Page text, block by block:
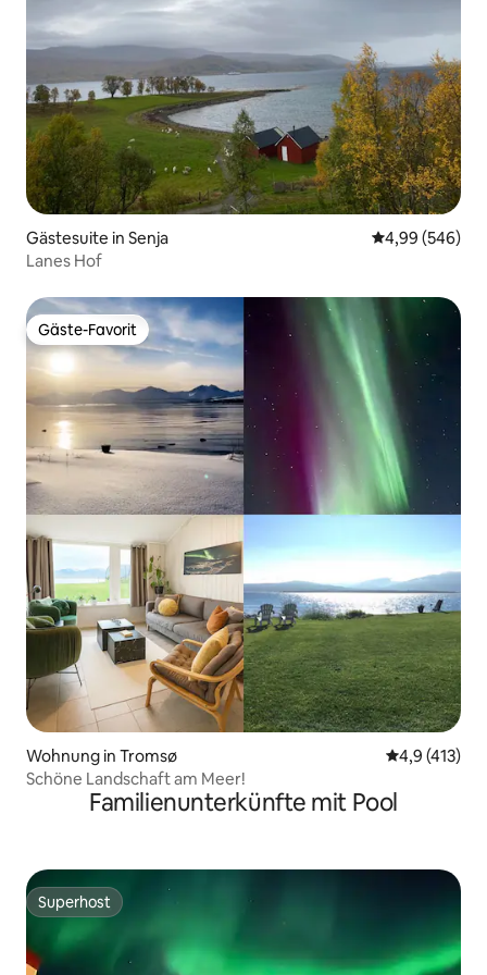
Gästesuite in Senja
4,99 (546)
Lanes Hof
Gäste-Favorit
Gäste-Favorit
Wohnung in Tromsø
4,9 (413)
Schöne Landschaft am Meer!
Familienunterkünfte mit Pool
Superhost
Superhost